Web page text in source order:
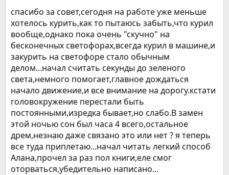
спасибо за совет,сегодня на работе уже меньше
хотелось курить,как то пытаюсь забыть,что курил
вообще,однако пока очень "скучно" на
бесконечных светофорах,всегда курил в машине,и
закурить на светофоре стало обычным
делом...начал считать секунды до зеленого
света,немного помогает,главное дождаться
начало движение,и все внимание на дорогу.кстати
головокружение перестали быть
постоянными,изредка бывает,но слабо.В замен
этой ночью сон был часа 4 всего,остальное
дрем,незнаю даже связано это или нет ? я теперь
все туда приплетаю...начал читать легкий способ
Алана,прочел за раз пол книги,еле смог
оторваться,убедительно написано...